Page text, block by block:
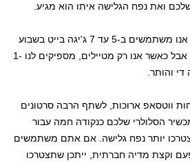
באופן אישי בנסיעות עבודה אנו משתמשים ב-5 עד 7 ג'יגה בייט בשבוע
(1 ליום יהיה קל יותר לזכור) אבל כאשר אנו רק מטיילים, מספיקים לנו 1-
ווטסאפ ארוכות, לשתף הרבה סרטונים
הסלולרי שלכם כנקודה חמה עבור
יותר נפח גלישה. אם אתם משתמשים
וקצת מדיה חברתית, ייתכן שתצטרכו